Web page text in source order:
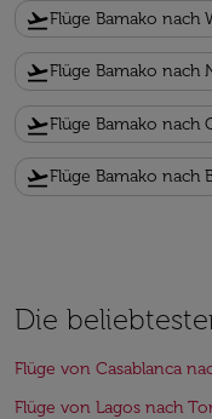
flight_takeoffFlüge Bamako nach
flight_takeoffFlüge Bamako nach
flight_takeoffFlüge Bamako nach
flight_takeoffFlüge Bamako nach
Die
Flüge von Casablanca
Flüge von Lagos nach